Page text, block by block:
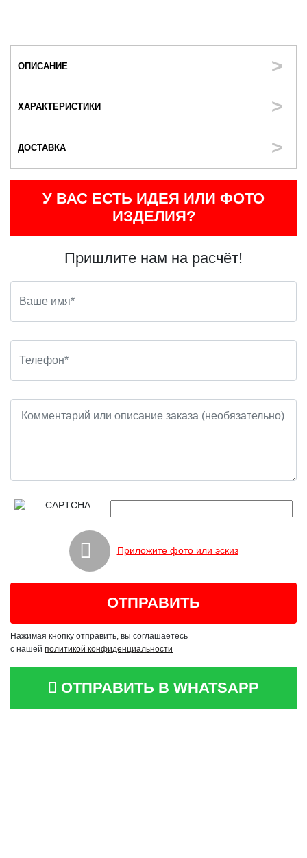
ОПИСАНИЕ
ХАРАКТЕРИСТИКИ
ДОСТАВКА
У ВАС ЕСТЬ ИДЕЯ ИЛИ ФОТО
ИЗДЕЛИЯ?
Пришлите нам на расчёт!
Приложите фото или эскиз
Нажимая кнопку отправить, вы соглашаетесь
с нашей политикой конфиденциальности
ОТПРАВИТЬ В WHATSAPP